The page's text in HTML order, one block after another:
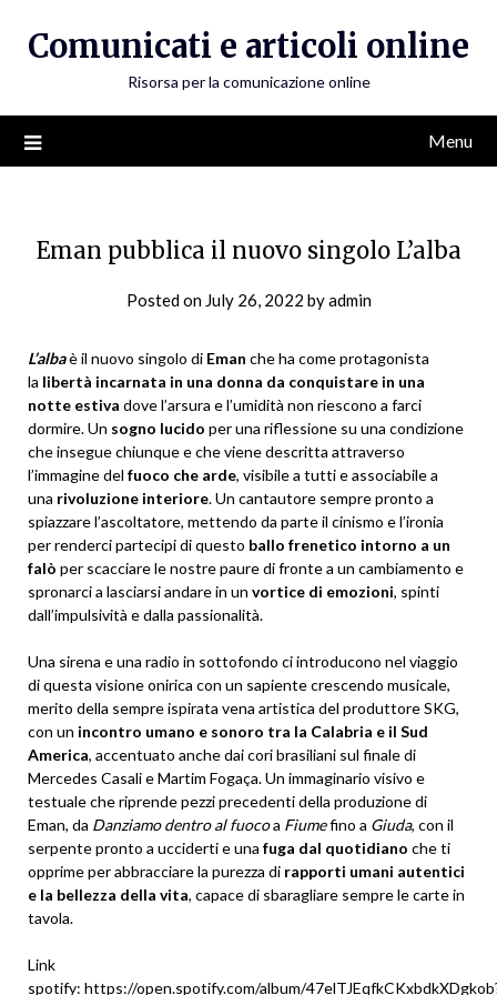
Comunicati e articoli online
Risorsa per la comunicazione online
Menu
Eman pubblica il nuovo singolo L’alba
Posted on July 26, 2022 byadmin
L’albaè il nuovo singolo di Eman che ha come protagonista
la libertà incarnata in una donna da conquistare in una
notte estiva dove l’arsura e l’umidità non riescono a farci
dormire. Un sogno lucido per una riflessione su una condizione
che insegue chiunque e che viene descritta attraverso
l’immagine del fuoco che arde, visibile a tutti e associabile a
una rivoluzione interiore. Un cantautore sempre pronto a
spiazzare l’ascoltatore, mettendo da parte il cinismo e l’ironia
per renderci partecipi di questo ballo frenetico intorno a un
falò per scacciare le nostre paure di fronte a un cambiamento e
spronarci a lasciarsi andare in un vortice di emozioni, spinti
dall’impulsività e dalla passionalità.
Una sirena e una radio in sottofondo ci introducono nel viaggio
di questa visione onirica con un sapiente crescendo musicale,
merito della sempre ispirata vena artistica del produttore SKG,
con un incontro umano e sonoro tra la Calabria e il Sud
America, accentuato anche dai cori brasiliani sul finale di
Mercedes Casali e Martim Fogaça. Un immaginario visivo e
testuale che riprende pezzi precedenti della produzione di
Eman, da Danziamo dentro al fuocoa Fiumefino a Giuda, con il
serpente pronto a ucciderti e una fuga dal quotidiano che ti
opprime per abbracciare la purezza di rapporti umani autentici
e la bellezza della vita, capace di sbaragliare sempre le carte in
tavola.
Link
spotify: https://open.spotify.com/album/